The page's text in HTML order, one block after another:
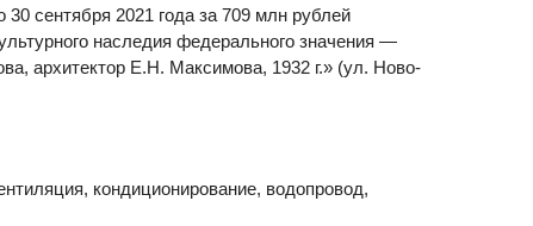
сентября 2021 года за 709 млн рублей
наследия федерального значения —
архитектор Е.Н. Максимова, 1932 г.» (ул. Ново-
кондиционирование, водопровод,